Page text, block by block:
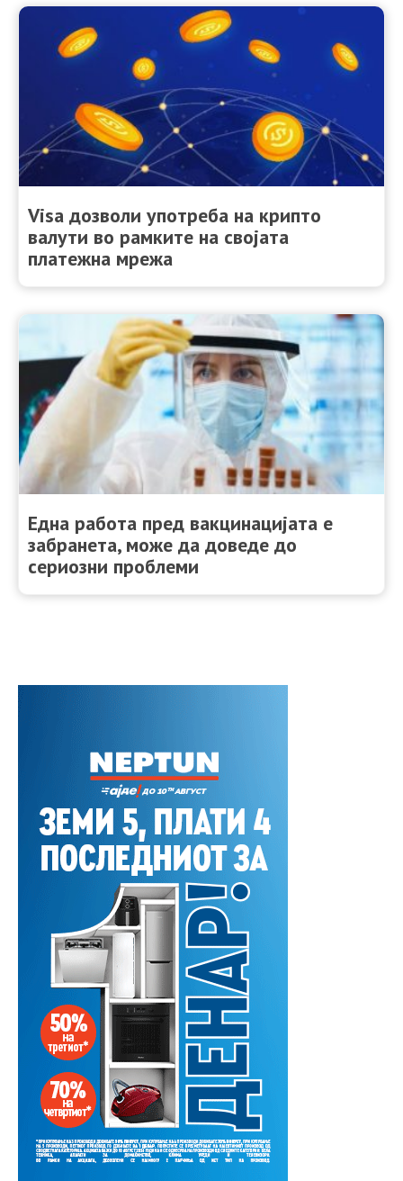
Visa дозволи употреба на крипто
валути во рамките на својата
платежна мрежа
Една работа пред вакцинацијата е
забранета, може да доведе до
сериозни проблеми